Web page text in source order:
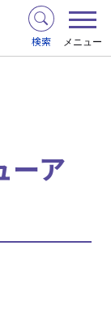
検索 メニュー
ーア